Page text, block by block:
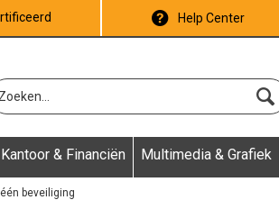
Help Center
Kantoor & Financiën Multimedia & Grafiek
beveiliging